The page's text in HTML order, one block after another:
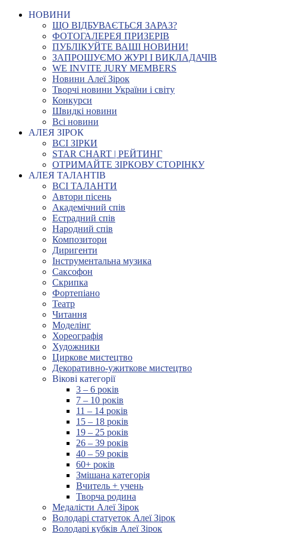
НОВИНИ
ЩО ВІДБУВАЄТЬСЯ ЗАРАЗ?
ФОТОГАЛЕРЕЯ ПРИЗЕРІВ
ПУБЛІКУЙТЕ ВАШІ НОВИНИ!
ЗАПРОШУЄМО ЖУРІ І ВИКЛАДАЧІВ
WE INVITE JURY MEMBERS
Новини Алеї Зірок
Творчі новини України і світу
Конкурси
Швидкі новини
Всі новини
АЛЕЯ ЗІРОК
ВСІ ЗІРКИ
STAR CHART | РЕЙТИНГ
ОТРИМАЙТЕ ЗІРКОВУ СТОРІНКУ
АЛЕЯ ТАЛАНТІВ
ВСІ ТАЛАНТИ
Автори пісень
Академічний спів
Естрадний спів
Народний спів
Композитори
Диригенти
Інструментальна музика
Саксофон
Скрипка
Фортепіано
Театр
Читання
Моделінг
Хореографія
Художники
Циркове мистецтво
Декоративно-ужиткове мистецтво
Вікові категорії
3 – 6 років
7 – 10 років
11 – 14 років
15 – 18 років
19 – 25 років
26 – 39 років
40 – 59 років
60+ років
Змішана категорія
Вчитель + учень
Творча родина
Медалісти Алеї Зірок
Володарі статуеток Алеї Зірок
Володарі кубків Алеї Зірок